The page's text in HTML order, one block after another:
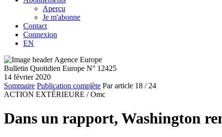
Aperçu
Je m'abonne
Contact
Connexion
EN
Bulletin Quotidien Europe N° 12425
14 février 2020
Sommaire Publication complète Par article 18 / 24
ACTION EXTÉRIEURE / Omc
Dans un rapport, Washington